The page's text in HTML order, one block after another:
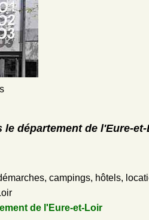
le département de l'Eure-
campings, hôtels,
de l'Eure-et-Loir